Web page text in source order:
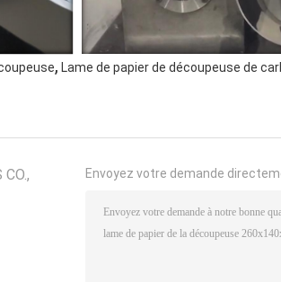
, Lame de papier de découpeuse de
Envoyez votre demande